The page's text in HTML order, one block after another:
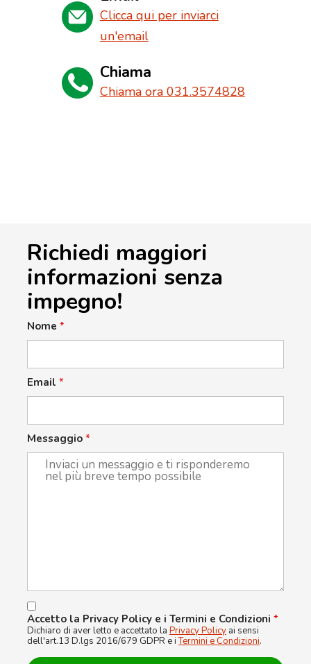
Clicca qui per inviarci
un'email
Chiama
Chiama ora 031.3574828
Richiedi maggiori
informazioni senza
impegno!
Nome *
Email *
Messaggio *
Accetto la Privacy Policy e i Termini e Condizioni *
Dichiaro di aver letto e accettato la Privacy Policy ai sensi
dell'art.13 D.lgs 2016/679 GDPR e iTermini e Condizioni.